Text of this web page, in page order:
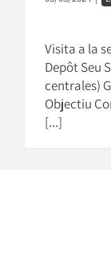
Visita a la
Depôt Seu
centrales)
Objectiu
[...]